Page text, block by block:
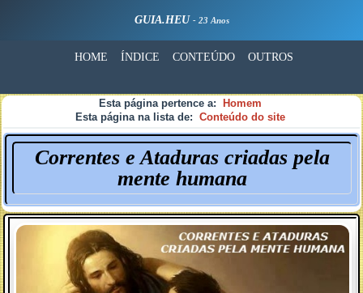
GUIA.HEU - 23 Anos
HOME ÍNDICE CONTEÚDO OUTROS
Esta página pertence a:
Homem
Esta página na lista de: Conteúdo do site
Correntes e Ataduras criadas pela
mente humana